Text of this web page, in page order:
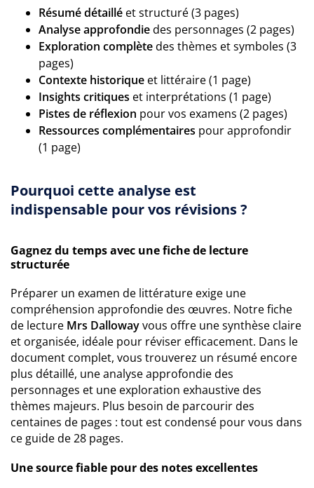
Résumé détaillé et structuré (3 pages)
Analyse approfondiedes personnages (2 pages)
Exploration complètedes thèmes et symboles (3
pages)
Contexte historique et littéraire (1 page)
Insights critiques et interprétations (1 page)
Pistes de réflexion pour vos examens (2 pages)
Ressources complémentaires pour approfondir
(1 page)
Pourquoi cette analyse est
indispensable pour vos révisions ?
Gagnez du temps avec une fiche de lecture
structurée
Préparer un examen de littérature exige une
compréhension approfondie des œuvres. Notre fiche
de lecture Mrs Dallowayvous offre une synthèse claire
et organisée, idéale pour réviser efficacement. Dans le
document complet, vous trouverez un résumé encore
plus détaillé, une analyse approfondie des
personnages et une exploration exhaustive des
thèmes majeurs. Plus besoin de parcourir des
centaines de pages : tout est condensé pour vous dans
ce guide de 28 pages.
Une source fiable pour des notes excellentes